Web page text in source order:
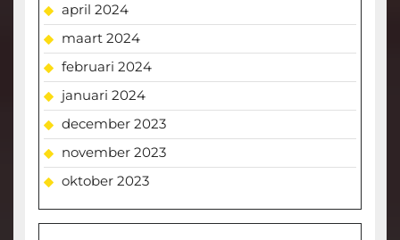
april 2024
maart 2024
februari 2024
januari 2024
december 2023
november 2023
oktober 2023